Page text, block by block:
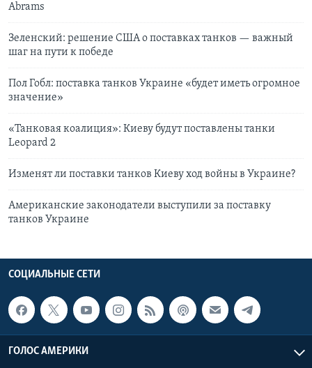
Abrams
Зеленский: решение США о поставках танков — важный
шаг на пути к победе
Пол Гобл: поставка танков Украине «будет иметь огромное
значение»
«Танковая коалиция»: Киеву будут поставлены танки
Leopard 2
Изменят ли поставки танков Киеву ход войны в Украине?
Американские законодатели выступили за поставку
танков Украине
СОЦИАЛЬНЫЕ СЕТИ
ГОЛОС АМЕРИКИ